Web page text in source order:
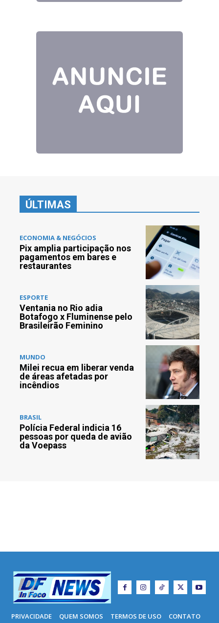
ÚLTIMAS
ECONOMIA & NEGÓCIOS
Pix amplia participação nos
pagamentos em bares e
restaurantes
ESPORTE
Ventania no Rio adia
Botafogo x Fluminense pelo
Brasileirão Feminino
MUNDO
Milei recua em liberar venda
de áreas afetadas por
incêndios
BRASIL
Polícia Federal indicia 16
pessoas por queda de avião
da Voepass
PRIVACIDADE QUEM SOMOS TERMOS DE USO
CONTATO